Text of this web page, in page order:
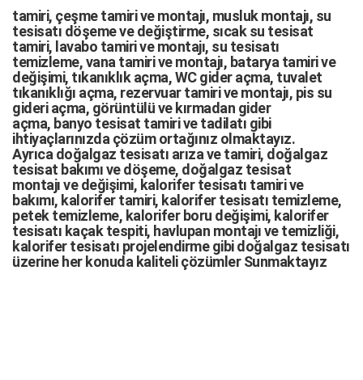
tamiri, çeşme tamirivemontajı, musluk montajı, su
tesisatı döşemeve değiştirme, sıcak su tesisat
tamiri, lavabo tamirivemontajı, su tesisatı
temizleme,vana tamirivemontajı, batarya tamirive
değişimi, tıkanıklık açma,WC gider açma, tuvalet
tıkanıklığı açma, rezervuar tamirive montajı, pis su
gideri açma, görüntülü ve kırmadan gider
açma, banyo tesisat tamirivetadilatı gibi
ihtiyaçlarınızda çözüm ortağınız olmaktayız.
Ayrıca doğalgaz tesisatı arızave tamiri, doğalgaz
tesisat bakımıve döşeme, doğalgaz tesisat
montajıve değişimi, kalorifer tesisatı tamiri ve
bakımı, kalorifer tamiri, kalorifer tesisatı temizleme,
petek temizleme, kalorifer boru değişimi, kalorifer
tesisatı kaçak tespiti, havlupan montajı ve temizliği,
kalorifer tesisatı projelendirme gibi d oğalgaz tesisatı
üzerine her konuda kaliteli çözümler Sunmaktayız